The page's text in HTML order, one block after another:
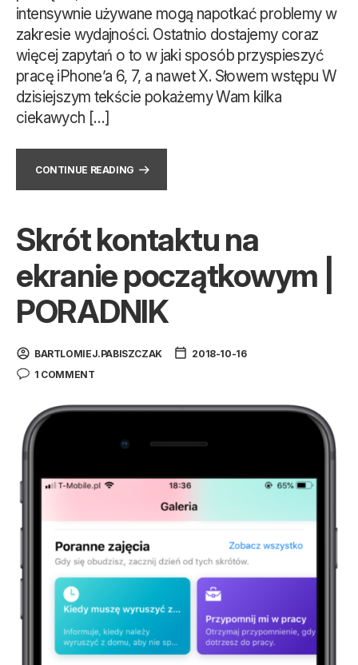
intensywnie używane mogą napotkać problemy w
zakresie wydajności. Ostatnio dostajemy coraz
więcej zapytań o to w jaki sposób przyspieszyć
pracę iPhone’a 6, 7, a nawet X. Słowem wstępu W
dzisiejszym tekście pokażemy Wam kilka
ciekawych […]
CONTINUE READING
Skrót kontaktu na
ekranie początkowym |
PORADNIK
BARTLOMIEJ.PABISZCZAK
2018-10-16
1 COMMENT